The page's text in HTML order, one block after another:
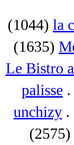
(1044) la
(1635)
Le Bistro
palisse
unchizy .
(2575)